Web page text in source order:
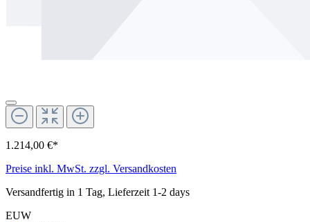
1.214,00 €*
Preise inkl. MwSt. zzgl. Versandkosten
Versandfertig in 1 Tag, Lieferzeit 1-2 days
EUW